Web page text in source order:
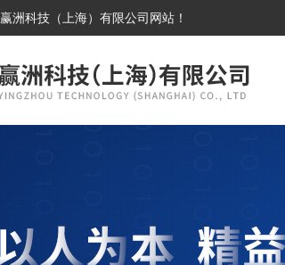
赢洲科技（上海）有限公司 网站！